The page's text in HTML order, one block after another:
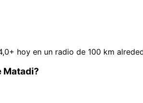
hoy en un radio de 100 km
Matadi?